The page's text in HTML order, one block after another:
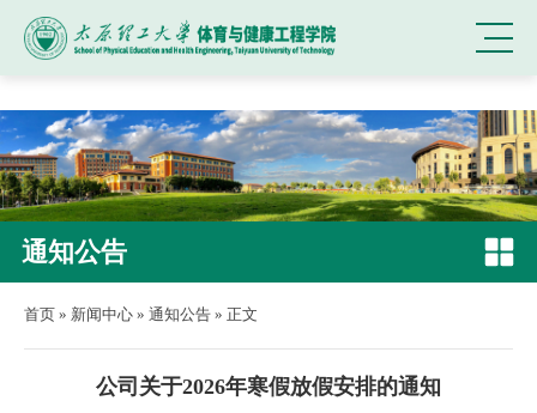
中国·太阳集团tyc539(Macau)股份有限公司
通知公告
首页 » 新闻中心 » 通知公告 » 正文
公司关于2026年寒假放假安排的通知